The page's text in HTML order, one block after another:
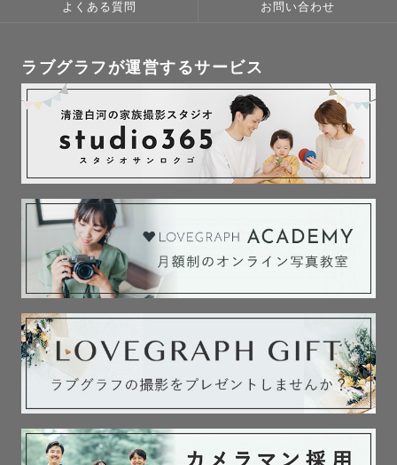
よくある質問 お問い合わせ
ラブグラフが運営するサービス